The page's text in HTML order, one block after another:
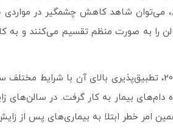
(لوله6) 200 استفاده می‌شود، می‌توان شاهد
را به صورت منظم تقسیم می‌کنند و به
یکی از مزایای مهم فری استال لوله 2 اینچ (لوله6) 200،
بیمار به کار گرفت. در سالن‌های
امر خطر ابتلا به بیماری‌های پس از